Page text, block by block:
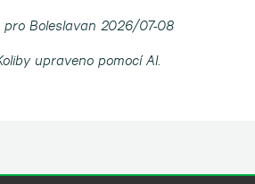
Boleslavan 2026/07-08
upraveno pomocí AI.